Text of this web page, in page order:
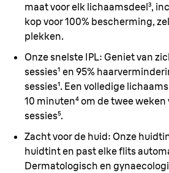
maat voor elk lichaamsdeel³,
kop voor 100% bescherming,
plekken.
Onze snelste IPL: Geniet van
sessies¹ en 95%
sessies¹. Een volledige
10 minuten⁴ om de twee weken
sessies⁵.
Zacht voor de huid: Onze
huidtint en past elke flits
Dermatologisch en